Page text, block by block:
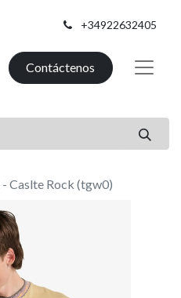
+34922632405
Contáctenos
Caslte Rock (tgw0)